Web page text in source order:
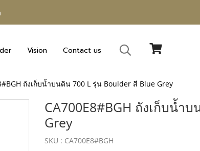
Vision Contact us
ถังเก็บน้ำบนดิน 700 L รุ่น Boulder สี Blue Grey
CA700E8#BGH ถังเก็บน้ำ
Grey
SKU : CA700E8#BGH